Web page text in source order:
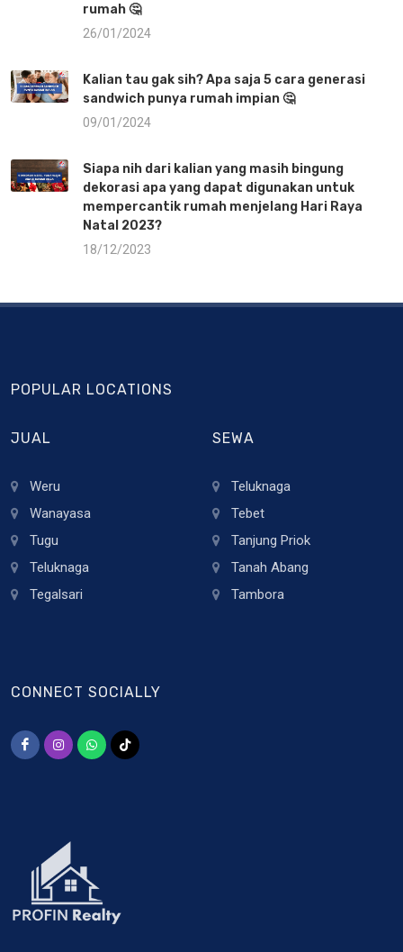
rumah 🤔
26/01/2024
Kalian tau gak sih? Apa saja 5 cara generasi
sandwich punya rumah impian 🤔
09/01/2024
Siapa nih dari kalian yang masih bingung
dekorasi apa yang dapat digunakan untuk
mempercantik rumah menjelang Hari Raya
Natal 2023?
18/12/2023
POPULAR LOCATIONS
JUAL
Weru
Wanayasa
Tugu
Teluknaga
Tegalsari
SEWA
Teluknaga
Tebet
Tanjung Priok
Tanah Abang
Tambora
CONNECT SOCIALLY